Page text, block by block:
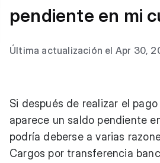
pendiente en mi
Última actualización el Apr 30,
Si después de realizar el
aparece un saldo pendiente
podría deberse a varias
Cargos por transferencia